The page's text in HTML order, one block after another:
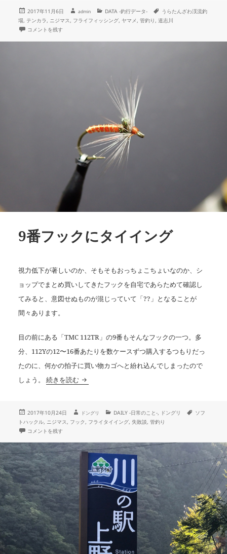
投
日:
2017年11月6日
成
者
admin
カ
ゴ
DATA -釣行データ-
タ
グ
うらたんざわ渓流釣
場, テンカラ, ニジマス, フライフィッシング, ヤマメ, 管釣り, 道志川
【釣行データ・番外編】2017年11月4日(土)：うらたんざわ渓流釣場 に
コメントを残す
9番フックにタイイング
視力低下が著しいのか、そもそもおっちょこちょいなのか、シ
ョップでまとめ買いしてきたフックを自宅であらためて確認し
てみると、意図せぬものが混じっていて「??」となることが
間々あります。
目の前にある「TMC 112TR」の9番もそんなフックの一つ。多
分、112Yの12〜16番あたりを数ケースずつ購入するつもりだっ
たのに、何かの拍子に買い物カゴへと紛れ込んでしまったので
しょう。 続きを読む 9番フックにタイイング
投
日:
2017年10月24日
成
者
ドングリ
カ
ゴ
DAILY -日常のこと-, ドングリ
タ
グ
ソフ
トハックル, ニジマス , フック , フライタイイング, 失敗談, 管釣り
9番フックにタイイング に
コメントを残す